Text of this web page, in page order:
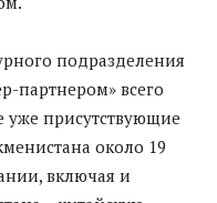
подразделения
партнером» всего
уже присутствующие
около 19
включая и